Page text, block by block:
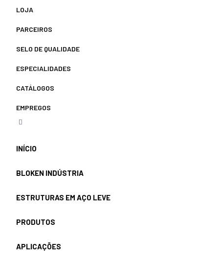
LOJA
PARCEIROS
SELO DE QUALIDADE
ESPECIALIDADES
CATÁLOGOS
EMPREGOS
INÍCIO
BLOKEN INDÚSTRIA
ESTRUTURAS EM AÇO LEVE
PRODUTOS
APLICAÇÕES